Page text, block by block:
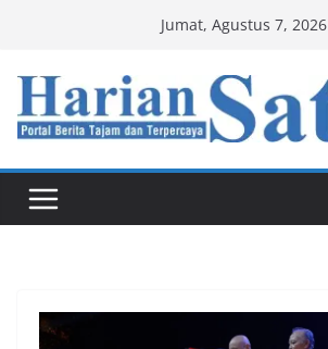
content
Jumat, Agustus 7, 2026